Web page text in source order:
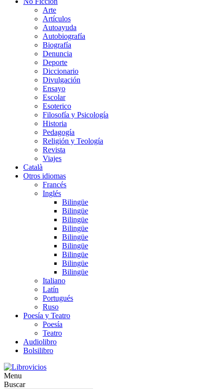
Arte
Artículos
Autoayuda
Autobiografía
Biografía
Denuncia
Deporte
Diccionario
Divulgación
Ensayo
Escolar
Esoterico
Filosofía y Psicología
Historia
Pedagogía
Religión y Teología
Revista
Viajes
Català
Otros idiomas
Francés
Inglés
Bilingüe
Bilingüe
Bilingüe
Bilingüe
Bilingüe
Bilingüe
Bilingüe
Bilingüe
Bilingüe
Italiano
Latín
Portugués
Ruso
Poesía y Teatro
Poesía
Teatro
Audiolibro
Bolsilibro
Menu
Buscar